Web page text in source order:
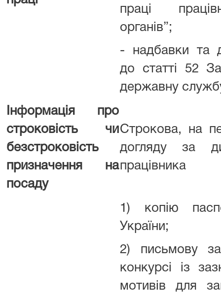
праці
органів”;
- надбавки та
до статті 52
державну
Інформація про
строковість чи
безстроковість
призначення на
посаду
Строкова, на
догляду за
працівника
1) копію
України;
2) письмову
конкурсі із
мотивів для